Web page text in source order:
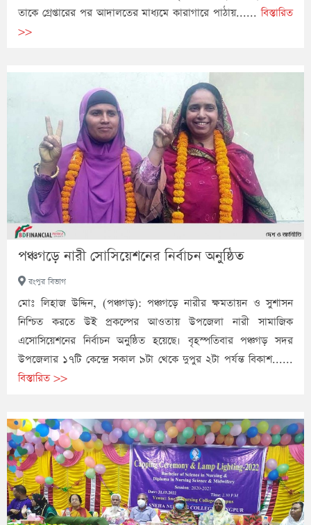
তাকে গ্রেপ্তারের পর আদালতের মাধ্যমে কারাগারে পাঠায়......বিস্তারিত
>>
পঞ্চগড়ে নারী সোসিয়েশনের নির্বাচন অনুষ্ঠিত
রংপুর বিভাগ
মোঃ লিহাজ উদ্দিন, (পঞ্চগড়): পঞ্চগড়ে নারীর ক্ষমতায়ন ও সুশাসন
নিশ্চিত করতে উই প্রকল্পের আওতায় উপজেলা নারী সামাজিক
এসোসিয়েশনের নির্বাচন অনুষ্ঠিত হয়েছে। বৃহস্পতিবার পঞ্চগড় সদর
উপজেলার ১৭টি কেন্দ্রে সকাল ৯টা থেকে দুপুর ২টা পর্যন্ত বিকাশ......
বিস্তারিত >>